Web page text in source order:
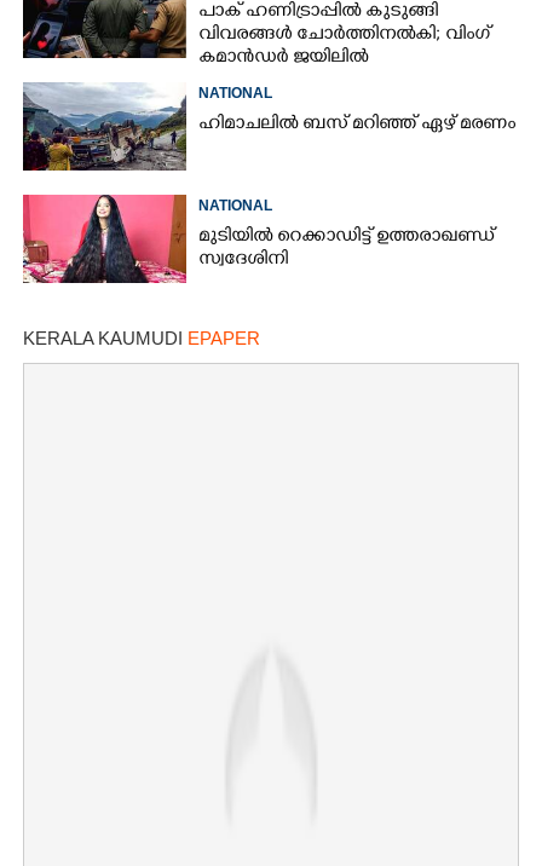
പാക് ഹണിട്രാപ്പിൽ കുടുങ്ങി
വിവരങ്ങൾ ചോർത്തിനൽകി;​ വിംഗ്
കമാൻഡർ ജയിലിൽ
NATIONAL
ഹിമാചലിൽ ബസ് മറിഞ്ഞ് ഏഴ് മരണം
NATIONAL
മുടിയിൽ റെക്കാഡിട്ട് ഉത്തരാഖണ്ഡ്
സ്വദേശിനി
KERALA KAUMUDI EPAPER